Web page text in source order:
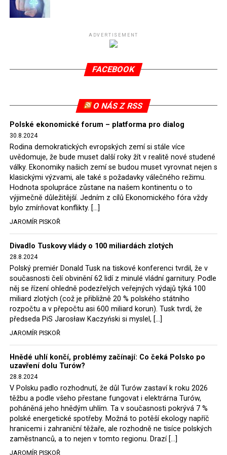
Připomeňme, že ukončení těžby hnědého uhlí pro
(SDEU) v souvislosti se stížnostmi českých samospráv
verdiktem španělské soudkyně Rosario Silva de Lapureta
tomuto rozhodnutí nevyhověla, proto na žádost
2022, než byl tento případ z důvodu uzavření dohody
Polska s Českou republikou o odstranění příčin sporu o
důl Turów vymazán z rejstříku tribunálu. Celkem si
Polsko nechalo z přiznaných evropských fondů odečíst
asi 70 milionů eur na pokutách a 45 milionů eur
zaplatilo jako odškodnění České republice – ale jak důl,
tak elektrárna nadále fungovaly. Už tehdy zástupci
tehdejší opozice a dnes vládnoucí koalice, jako
místopředseda Občanské platformy (PO) Rafał
Hołownia, přímo řekli, že by se polská vláda měla
tomuto rozhodnutí podřídit.
Rozhodnutí polského ministra spravedlnosti jistě potěší
německé, české a polské ekology, ale i těžaře. Je těžké si
představit, že by o takové věci rozhodoval sám ministr
Bodnar. Musel získat politický souhlas vládnoucí koalice.
Stále jsou totiž platné argumenty Morawieckého vlády,
že důl i elektrárna jsou – kromě zabezpečování cca 7 %
polského energetického mixu – klíčovými podniky, spolu
se svými dceřinými společnostmi zaměstnávají cca pět
tisíc lidí. Navíc s činností dolu a elektrárny nepřímo
souvisí dalších několik desítek tisíc pracovních míst v
regionu. Zelená politika ale opět zvítězila.
Rozhodnutí polského ministra spravedlnosti jistě potěší
německé, české a polské ekology, kteří žalobu u
ADVERTISEMENT
FACEBOOK
O NÁS Z RSS
Polské ekonomické forum – platforma pro dialog
30.8.2024
Rodina demokratických evropských zemí si stále více
uvědomuje, že bude muset další roky žít v realitě nové studené
války. Ekonomiky našich zemí se budou muset vyrovnat nejen s
klasickými výzvami, ale také s požadavky válečného režimu.
Hodnota spolupráce zůstane na našem kontinentu o to
výjimečně důležitější. Jedním z cílů Ekonomického fóra vždy
bylo zmírňovat konflikty. […]
JAROMÍR PISKOŘ
Divadlo Tuskovy vlády o 100 miliardách zlotých
28.8.2024
Polský premiér Donald Tusk na tiskové konferenci tvrdil, že v
současnosti čelí obvinění 62 lidí z minulé vládní garnitury. Podle
něj se řízení ohledně podezřelých veřejných výdajů týká 100
miliard zlotých (což je přibližně 20 % polského státního
rozpočtu a v přepočtu asi 600 miliard korun). Tusk tvrdí, že
předseda PiS Jarosław Kaczyński si myslel, […]
JAROMÍR PISKOŘ
Hnědé uhlí končí, problémy začínají: Co čeká Polsko po
uzavření dolu Turów?
28.8.2024
V Polsku padlo rozhodnutí, že důl Turów zastaví k roku 2026
těžbu a podle všeho přestane fungovat i elektrárna Turów,
poháněná jeho hnědým uhlím. Ta v současnosti pokrývá 7 %
polské energetické spotřeby. Možná to potěší ekology napříč
hranicemi i zahraniční těžaře, ale rozhodně ne tisíce polských
zaměstnanců, a to nejen v tomto regionu. Drazí […]
JAROMÍR PISKOŘ